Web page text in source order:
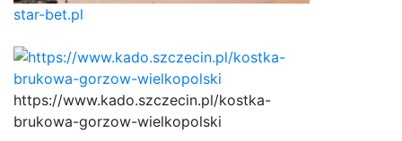
star-bet.pl
https://www.kado.szczecin.pl/kostka-
brukowa-gorzow-wielkopolski